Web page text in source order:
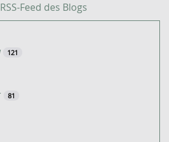
Feed des Blogs
121
81